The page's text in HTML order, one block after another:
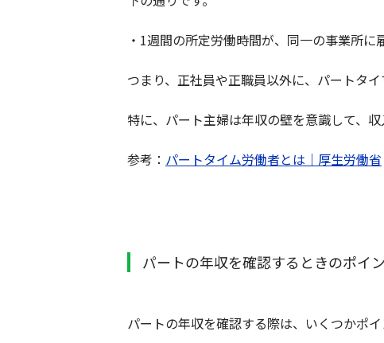
・1週間の所定労働時間が、同一の事業所
つまり、正社員や正職員以外に、パートタ
特に、パート主婦は年収の壁を意識して、
参考： パートタイム労働者とは｜厚生労働省
パートの年収を確認するときのポイ
パートの年収を確認する際は、いくつかポ